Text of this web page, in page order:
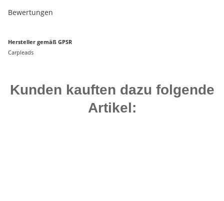
Bewertungen
Hersteller gemäß GPSR
Carpleads
Kunden kauften dazu folgende
Artikel: